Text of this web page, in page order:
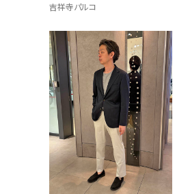
吉祥寺パルコ